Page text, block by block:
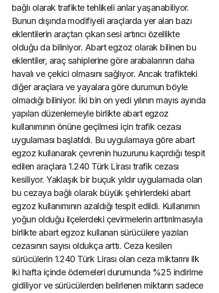
bağlı olarak trafikte tehlikeli anlar yaşanabiliyor.
Bunun dışında modifiyeli araçlarda yer alan bazı
eklentilerin araçtan çıkan sesi artırıcı özellikte
olduğu da biliniyor. Abart egzoz olarak bilinen bu
eklentiler, araç sahiplerine göre arabalarının daha
havalı ve çekici olmasını sağlıyor. Ancak trafikteki
diğer araçlara ve yayalara göre durumun böyle
olmadığı biliniyor. İki bin on yedi yılının mayıs ayında
yapılan düzenlemeyle birlikte abart egzoz
kullanımının önüne geçilmesi için trafik cezası
uygulaması başlatıldı. Bu uygulamaya göre abart
egzoz kullanarak çevrenin huzurunu kaçırdığı tespit
edilen araçlara 1.240 Türk Lirası trafik cezası
kesiliyor. Yaklaşık bir buçuk yıldır uygulamada olan
bu cezaya bağlı olarak büyük şehirlerdeki abart
egzoz kullanımının azaldığı tespit edildi. Kullanımın
yoğun olduğu ilçelerdeki çevirmelerin arttırılmasıyla
birlikte abart egzoz kullanan sürücülere yazılan
cezasının sayısı oldukça arttı. Ceza kesilen
sürücülerin 1.240 Türk Lirası olan ceza miktarını ilk
iki hafta içinde ödemeleri durumunda %25 indirime
gidiliyor ve sürücülerden belirlenen miktarın sadece